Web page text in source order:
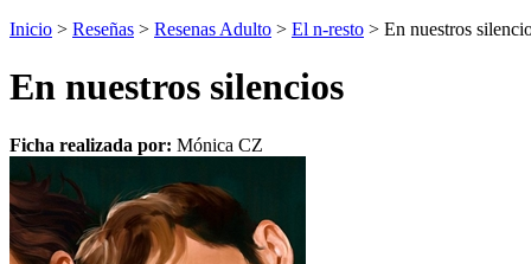
Inicio > Reseñas > Resenas Adulto > El n-resto > En nuestros
En nuestros silencios
Ficha realizada por: Mónica CZ